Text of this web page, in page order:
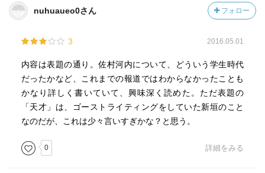
そして、何か事を成すにはここぞという時に勝負に出れる
サムラゴーチ氏は秋桜を私費で(総額200万円ほどらしい)
オーケストラ録音したこと、がそれに当たるんだろう。
一応、秋桜の元になるメロディはサムラゴーチ氏が打ち込
みで作ったようだし。
確かに、ゼロではなく1はある。それを100にするために、
と本人は思ってるんじゃないかなぁ。うん、なんとなくわ
かるよ。
nuhuaueo0さん フォロー
3 2016.05.01
内容は表題の通り。佐村河内について、どういう学生時代
だったかなど、これまでの報道ではわからなかったことも
かなり詳しく書いていて、興味深く読めた。ただ表題の
「天才」は、ゴーストライティングをしていた新垣のこと
なのだが、これは少々言いすぎかな？と思う。
0 詳細をみる